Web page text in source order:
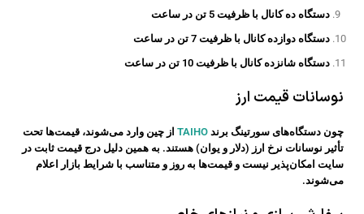
دستگاه ده کانال با ظرفیت 5 تن در ساعت
دستگاه دوازده کانال با ظرفیت 7 تن در ساعت
دستگاه شانزده کانال با ظرفیت 10 تن در ساعت
نوسانات قیمت ارز
چون دستگاه‌های سورتینگ برند TAIHO از چین وارد می‌شوند، قیمت‌ها تحت
تأثیر نوسانات نرخ ارز (دلار و یوان) هستند. به همین دلیل درج قیمت ثابت در
سایت امکان‌پذیر نیست و قیمت‌ها به روز و متناسب با شرایط بازار اعلام
می‌شوند.